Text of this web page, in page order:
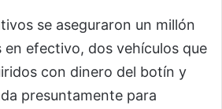
se aseguraron un millón
en efectivo, dos vehículos que
con dinero del botín y
presuntamente para